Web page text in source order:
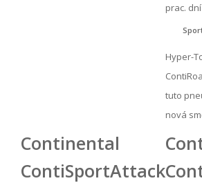
prac. dní
Hyper-
tuto
nová
Continental
ContiSportAttack